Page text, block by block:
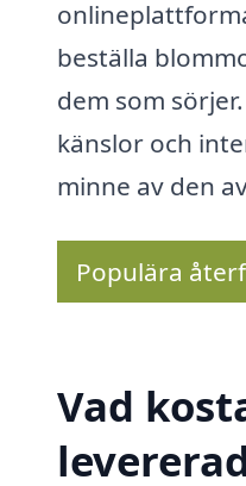
beställa
dem som
känslor och
minne av den
Populära
Vad